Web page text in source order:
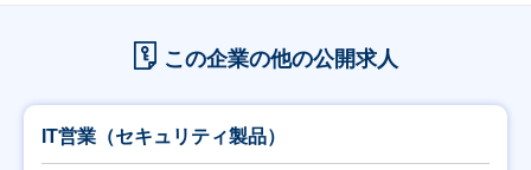
この企業の他の公開求人
IT営業（セキュリティ製品）